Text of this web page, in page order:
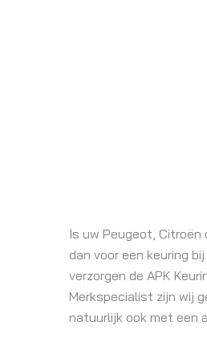
Is uw Peugeot,
dan voor een keuring
verzorgen de APK
Merkspecialist zijn wij
natuurlijk ook met een